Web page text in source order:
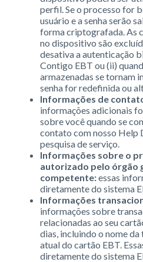
perfil. Se o processo for
usuário e a senha serão
forma criptografada. As
no dispositivo são
desativa a autenticação
Contigo EBT ou (ii)
armazenadas se tornam
senha for redefinida ou
Informações de
informações adicionais
sobre você quando se
contato com nosso Help
pesquisa de serviço.
Informações sobre o
autorizado pelo órgão
competente:essas
diretamente do sistema
Informações
informações sobre
relacionadas ao seu
dias, incluindo o nome
atual do cartão EBT.
diretamente do sistema